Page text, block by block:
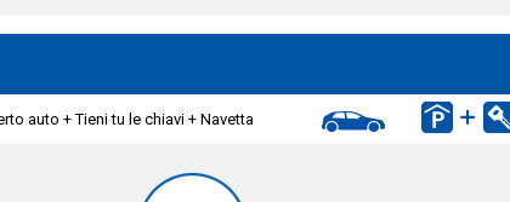
auto + Tieni tu le chiavi + Navetta